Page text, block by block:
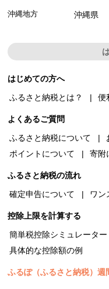
沖縄地方 沖縄県
はじめての方へ
ふるさと納税とは？
便
よくあるご質問
ふるさと納税について
ポイントについて
寄附
ふるさと納税の流れ
確定申告について
ワン
控除上限を計算する
簡単税控除シミュレーター
具体的な控除額の例
ふるぽ（ふるさと納税）